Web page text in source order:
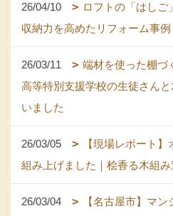
26/04/10
ロフトの「はしご
収納力を高めたリフォーム事例
26/03/11
端材を使った棚づ
高等特別支援学校の生徒さん
いました
26/03/05
【現場レポート
組み上げました｜桧香る木組
26/03/04
【名古屋市】マ